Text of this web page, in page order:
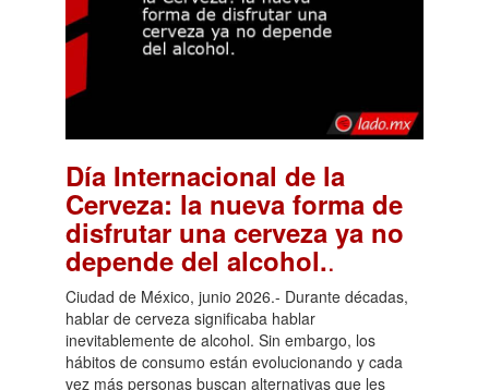
Día Internacional de la
Cerveza: la nueva forma de
disfrutar una cerveza ya no
depende del alcohol..
Ciudad de México, junio 2026.- Durante décadas,
hablar de cerveza significaba hablar
inevitablemente de alcohol. Sin embargo, los
hábitos de consumo están evolucionando y cada
vez más personas buscan alternativas que les